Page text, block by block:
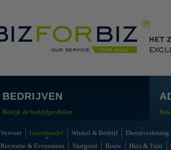
BEDRIJVEN
Bekijk de bedrijfprofielen
Vervoer Groothandel Winkel & Bedrijf Dienstverlening
Recreatie & Evenement
Vastgoed Bouw Huis & Tuin